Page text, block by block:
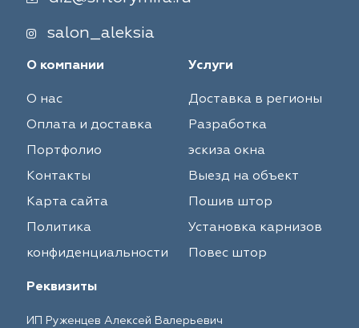
salon_aleksia
О компании
О нас
Оплата и доставка
Портфолио
Контакты
Карта сайта
Политика
конфиденциальности
Услуги
Доставка в регионы
Разработка
эскиза окна
Выезд на объект
Пошив штор
Установка карнизов
Повес штор
Реквизиты
ИП Руженцев Алексей Валерьевич